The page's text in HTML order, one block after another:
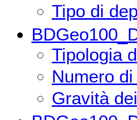
Tipo di
Tipologia
Numero
Gravità